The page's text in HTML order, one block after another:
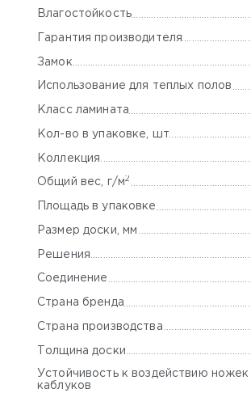
Влагостойкость
Гарантия производителя
Замок
Использование для теплых полов
Класс ламината
Кол-во в упаковке, шт
Коллекция
Общий вес, г/м 2
Площадь в упаковке
Размер доски, мм
Решения
Соединение
Страна бренда
Страна производства
Толщина доски
Устойчивость к воздействию
каблуков